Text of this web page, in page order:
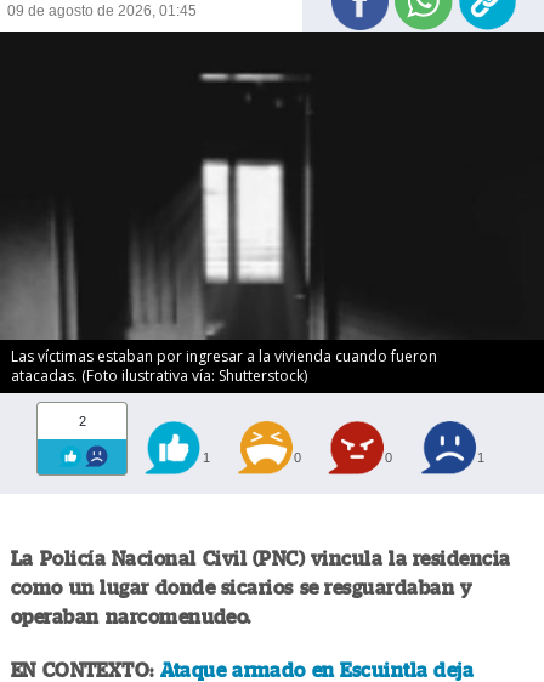
09 de agosto de 2026, 01:45
Las víctimas estaban por ingresar a la vivienda cuando fueron
atacadas. (Foto ilustrativa vía: Shutterstock)
2
1 0 0 1
La Policía Nacional Civil (PNC) vincula la residencia
como un lugar donde sicarios se resguardaban y
operaban narcomenudeo.
EN CONTEXTO: Ataque armado en Escuintla deja